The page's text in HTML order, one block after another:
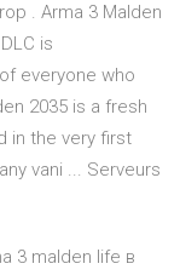
. Arma 3 Malden
is
everyone who
2035 is a fresh
in the very first
vani ... Serveurs
3 malden life в